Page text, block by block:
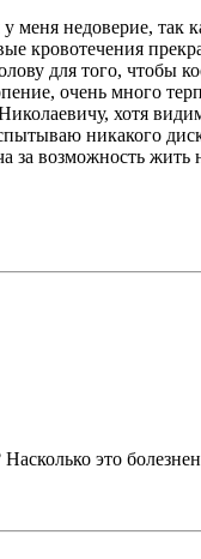
меня недоверие,
кровотечения
для того, чтобы
очень много
хотя
никакого
за возможность
это